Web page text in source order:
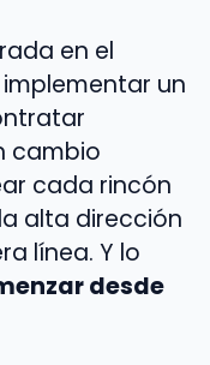
en el
un
cambio
cada rincón
alta dirección
línea. Y lo
desde